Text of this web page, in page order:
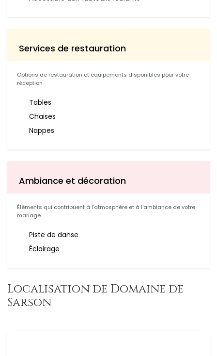
Services de restauration
Options de restauration et équipements disponibles pour votre
réception
Tables
Chaises
Nappes
Ambiance et décoration
Éléments qui contribuent à l'atmosphère et à l'ambiance de votre
mariage
Piste de danse
Éclairage
Localisation de Domaine de
Sarson